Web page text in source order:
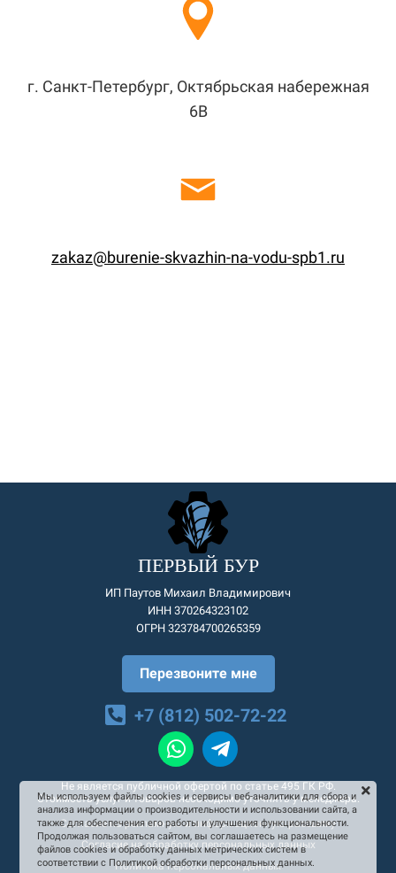
г. Санкт-Петербург, Октябрьская набережная
6В
zakaz@burenie-skvazhin-na-vodu-spb1.ru
ПЕРВЫЙ БУР
ИП Паутов Михаил Владимирович
ИНН 370264323102
ОГРН 323784700265359
Перезвоните мне
+7 (812) 502-72-22
Не является публичной офертой по статье 495 ГК РФ.
Стоимость услуг и товаров необходимо уточнять у менеджера.
Согласие на рекламную и информационную рассылку
Согласие на обработку персональных данных
Политика персональных данных
Мы используем файлы cookies и сервисы веб-аналитики для сбора и
анализа информации о производительности и использовании сайта, а
также для обеспечения его работы и улучшения функциональности.
Продолжая пользоваться сайтом, вы соглашаетесь на размещение
файлов cookies и обработку данных метрических систем в
соответствии с Политикой обработки персональных данных.